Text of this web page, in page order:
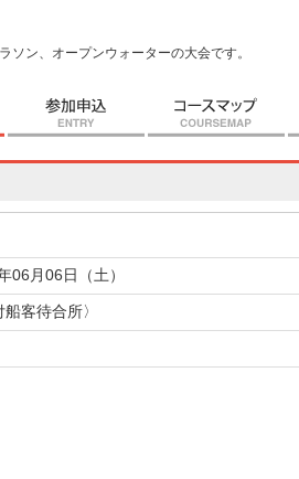
ン、オープンウォーターの大会です。
06月06日（土）
客待合所〉